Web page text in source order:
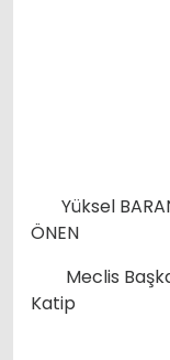
Yüksel
ÖNEN
Meclis
Katip